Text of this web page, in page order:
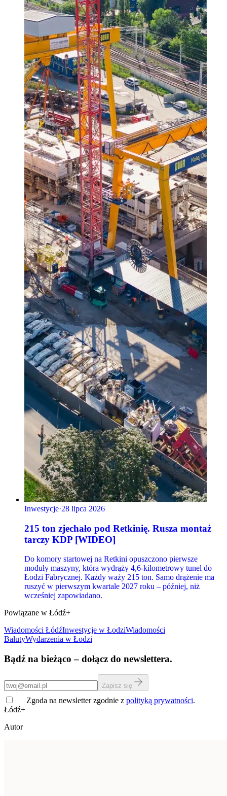
Inwestycje·28 lipca 2026
215 ton zjechało pod Retkinię. Rusza montaż
tarczy KDP [WIDEO]
Do komory startowej na Retkini opuszczono pierwsze
moduły maszyny, która wydrąży 4,6-kilometrowy tunel do
Łodzi Fabrycznej. Każdy waży 215 ton. Samo drążenie ma
ruszyć w pierwszym kwartale 2027 roku – później, niż
wcześniej zapowiadano.
Powiązane w Łódź+
Wiadomości ŁódźInwestycje w ŁodziWiadomości
BałutyWydarzenia w Łodzi
Bądź na bieżąco – dołącz do newslettera.
Zapisz się
Zgoda na newsletter zgodnie z polityką prywatności.
Łódź+
Autor